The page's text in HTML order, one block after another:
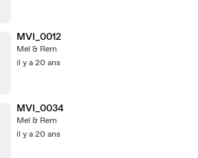
MVI_0012
Mel & Rem
il y a 20 ans
MVI_0034
Mel & Rem
il y a 20 ans